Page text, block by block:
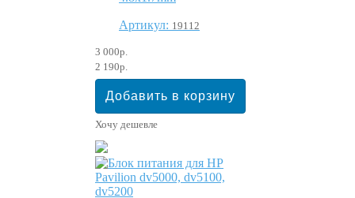
Артикул: 19112
3 000р.
2 190р.
Хочу дешевле